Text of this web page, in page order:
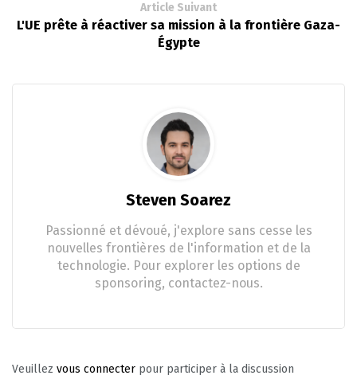
Article Suivant
L'UE prête à réactiver sa mission à la frontière Gaza-
Égypte
Steven Soarez
Passionné et dévoué, j'explore sans cesse les
nouvelles frontières de l'information et de la
technologie. Pour explorer les options de
sponsoring, contactez-nous.
Veuillez vous connecter pour participer à la discussion